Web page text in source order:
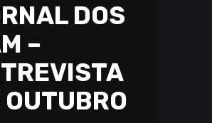
DOS
–
OUTUBRO